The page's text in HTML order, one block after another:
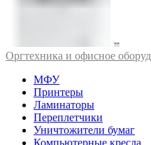
Оргтехника и офисное
МФУ
Принтеры
Ламинаторы
Переплетчики
Уничтожители бумаг
Компьютерные кресла